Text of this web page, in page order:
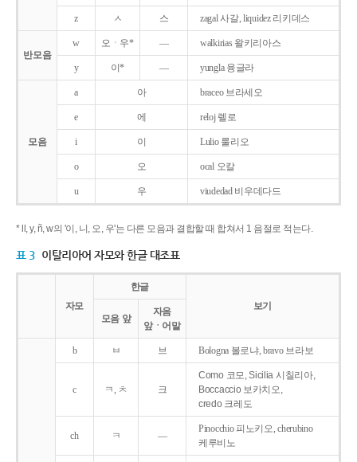
z ㅅ 스 zagal 사갈, liquidez 리키데스
반모음
w 오ㆍ우* ― walkirias 왈키리아스
y 이* ― yungla 융글라
모음
a 아 braceo 브라세오
e 에 reloj 렐로
i 이 Lulio 룰리오
o 오 ocal 오칼
u 우 viudedad 비우데다드
* ll, y, ñ, w의 '이, 니, 오, 우'는 다른 모음과 결합할 때 합쳐서 1 음절로 적는다.
표 3 이탈리아어 자모와 한글 대조표
자모
한글
보기
모음 앞
자음
앞ㆍ어말
b ㅂ 브 Bologna 볼로냐, bravo 브라보
c ㅋ, ㅊ 크
Como 코모, Sicilia 시칠리아,
Boccaccio 보카치오,
credo 크레도
ch ㅋ ―
Pinocchio 피노키오, cherubino
케루비노